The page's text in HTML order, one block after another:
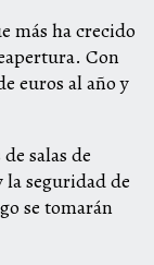
más ha crecido
Con
euros al año y
salas de
la seguridad de
se tomarán